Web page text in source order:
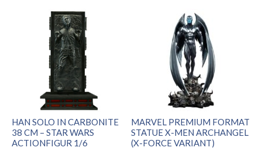
HAN SOLO IN CARBONITE
38 CM – STAR WARS
ACTIONFIGUR 1/6
MARVEL PREMIUM FORMAT
STATUE X-MEN ARCHANGEL
(X-FORCE VARIANT)